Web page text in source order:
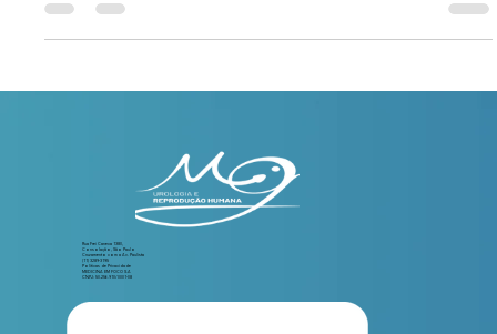
Rua Frei Caneca 1380,
Consolação, São Paulo
MEDICINA EM FOCO S.A